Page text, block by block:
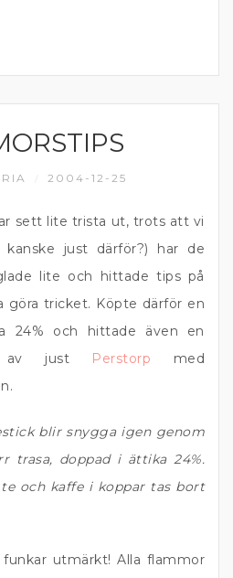
2004-12-25
sett lite trista ut, trots att vi
kanske just därför?) har de
lite och hittade tips på
göra tricket. Köpte därför en
24% och hittade även en
av just Perstorp med
blir snygga igen genom
trasa, doppad i ättika 24%.
och kaffe i koppar tas bort
utmärkt! Alla flammor